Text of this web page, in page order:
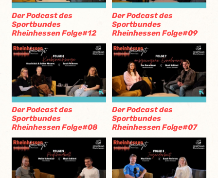
Der Podcast des
Sportbundes
Rheinhessen Folge#12
Der Podcast des
Sportbundes
Rheinhessen Folge#09
Der Podcast des
Sportbundes
Rheinhessen Folge#08
Der Podcast des
Sportbundes
Rheinhessen Folge#07